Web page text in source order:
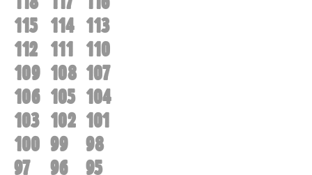
115 114 113
112 111 110
109 108 107
106 105 104
103 102 101
100 99
98
97
96
95